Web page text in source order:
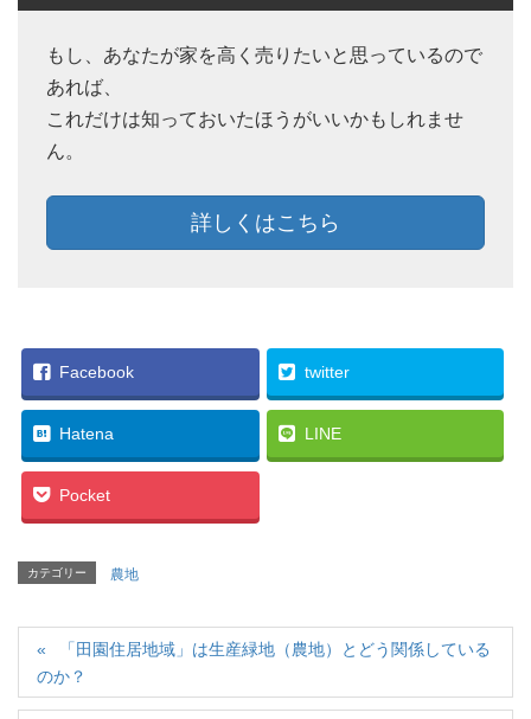
もし、あなたが家を高く売りたいと思っているので
あれば、
これだけは知っておいたほうがいいかもしれませ
ん。
詳しくはこちら
Facebook twitter
Hatena LINE
Pocket
カテゴリー 農地
「田園住居地域」は生産緑地（農地）とどう関係している
のか？